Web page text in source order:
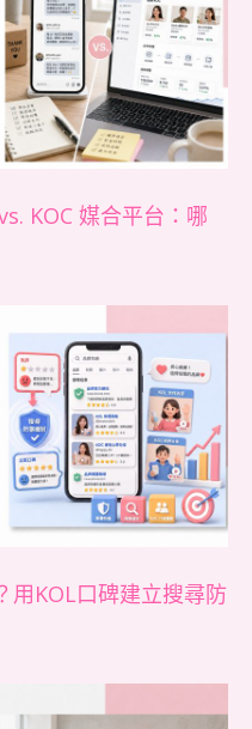
KOC 媒合平台：哪
用KOL口碑建立搜尋防